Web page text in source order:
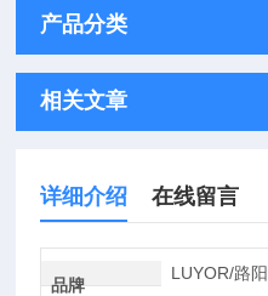
产品分类
相关文章
详细介绍 在线留言
品牌
LUYOR/路阳